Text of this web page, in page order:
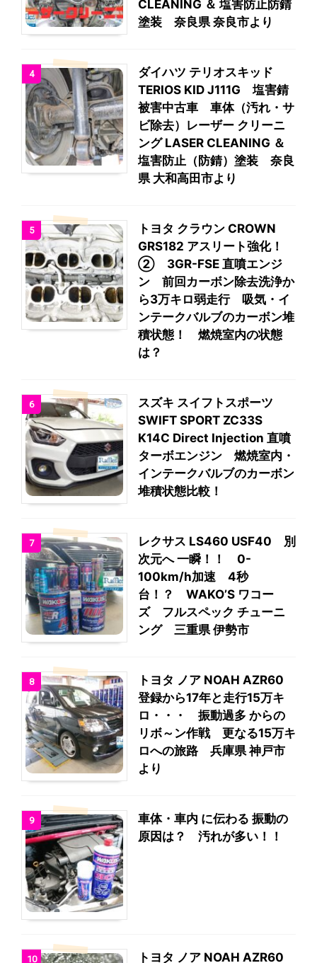
CLEANING ＆ 塩害防止防錆
塗装 奈良県 奈良市より
4
ダイハツ テリオスキッド
TERIOS KID J111G 塩害錆
被害中古車 車体（汚れ・サ
ビ除去）レーザー クリーニ
ング LASER CLEANING ＆
塩害防止（防錆）塗装 奈良
県 大和高田市より
5
トヨタ クラウン CROWN
GRS182 アスリート強化！
② 3GR-FSE 直噴エンジ
ン 前回カーボン除去洗浄か
ら3万キロ弱走行 吸気・イ
ンテークバルブのカーボン堆
積状態！ 燃焼室内の状態
は？
6
スズキ スイフトスポーツ
SWIFT SPORT ZC33S
K14C Direct Injection 直噴
ターボエンジン 燃焼室内・
インテークバルブのカーボン
堆積状態比較！
7
レクサス LS460 USF40 別
次元へ 一瞬！！ 0-
100km/h加速 4秒
台！？ WAKO’S ワコー
ズ フルスペック チューニ
ング 三重県 伊勢市
8
トヨタ ノア NOAH AZR60
登録から17年と走行15万キ
ロ・・・ 振動過多 からの
リボ～ン作戦 更なる15万キ
ロへの旅路 兵庫県 神戸市
より
9
車体・車内 に伝わる 振動の
原因は？ 汚れが多い！！
10
トヨタ ノア NOAH AZR60